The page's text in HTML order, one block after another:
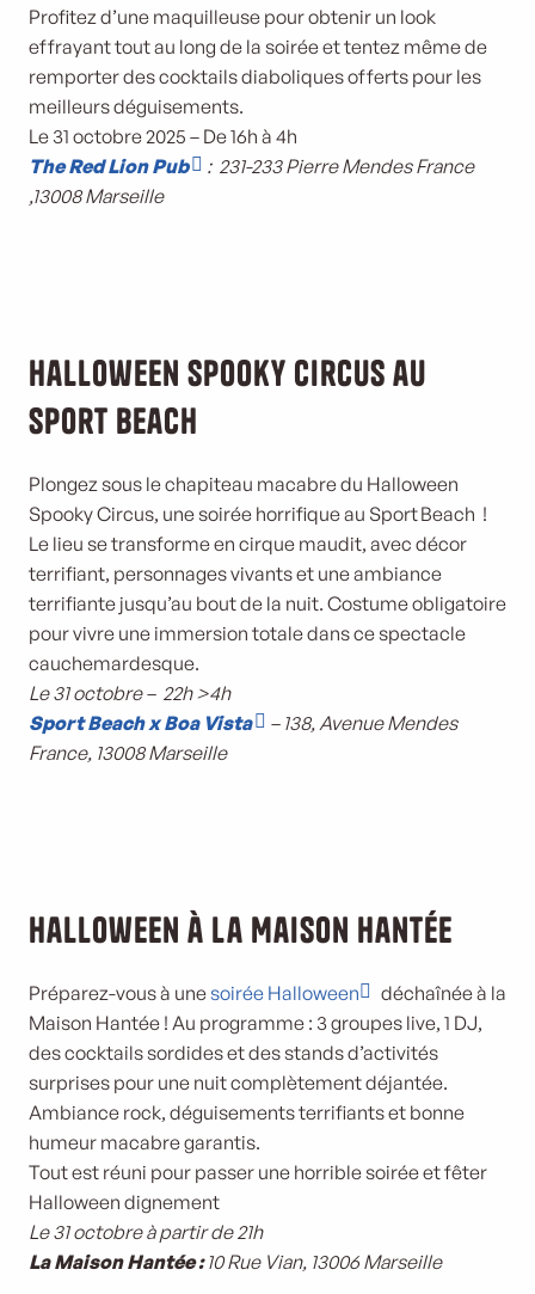
Profitez d’une maquilleuse pour obtenir un look
effrayant tout au long de la soirée et tentez même de
remporter des cocktails diaboliques offerts pour les
meilleurs déguisements.
Le 31 octobre 2025 – De 16h à 4h
The Red Lion Pub
: 231-233 Pierre Mendes France
,13008 Marseille
Halloween Spooky Circus au
Sport Beach
Plongez sous le chapiteau macabre du Halloween
Spooky Circus, une soirée horrifique au Sport Beach !
Le lieu se transforme en cirque maudit, avec décor
terrifiant, personnages vivants et une ambiance
terrifiante jusqu’au bout de la nuit. Costume obligatoire
pour vivre une immersion totale dans ce spectacle
cauchemardesque.
Le 31 octobre – 22h >4h
Sport Beach x Boa Vista
– 138, Avenue Mendes
France, 13008 Marseille
Halloween à la Maison Hantée
Préparez-vous à unesoirée Halloween
déchaînée à la
Maison Hantée ! Au programme : 3 groupes live, 1 DJ,
des cocktails sordides et des stands d’activités
surprises pour une nuit complètement déjantée.
Ambiance rock, déguisements terrifiants et bonne
humeur macabre garantis.
Tout est réuni pour passer une horrible soirée et fêter
Halloween dignement
Le 31 octobre à partir de 21h
La Maison Hantée :10 Rue Vian, 13006 Marseille